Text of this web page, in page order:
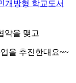
개방형 학교도서
약을 맺고
을 추진한대요~~